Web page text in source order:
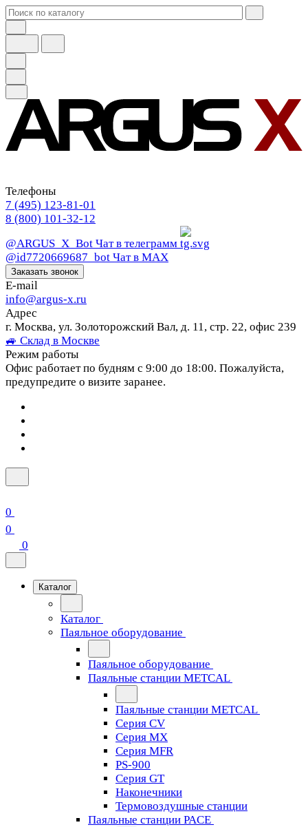
Телефоны
7 (495) 123-81-01
8 (800) 101-32-12
@ARGUS_X_Bot Чат в телеграмм
@id7720669687_bot Чат в МАХ
Заказать звонок
E-mail
info@argus-x.ru
Адрес
г. Москва, ул. Золоторожский Вал, д. 11, стр. 22, офис 239
🚙 Склад в Москве
Режим работы
Офис работает по будням с 9:00 до 18:00. Пожалуйста,
предупредите о визите заранее.
0
0
0
Каталог
Каталог
Паяльное оборудование
Паяльное оборудование
Паяльные станции METCAL
Паяльные станции METCAL
Серия CV
Серия MX
Серия MFR
PS-900
Серия GT
Наконечники
Термовоздушные станции
Паяльные станции PACE